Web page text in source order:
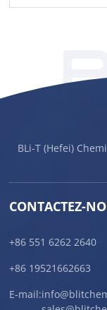
BLi-T (Hefei)
CONTACTEZ-
+86 551 6262 2640
+86 19521662663
E-mail: